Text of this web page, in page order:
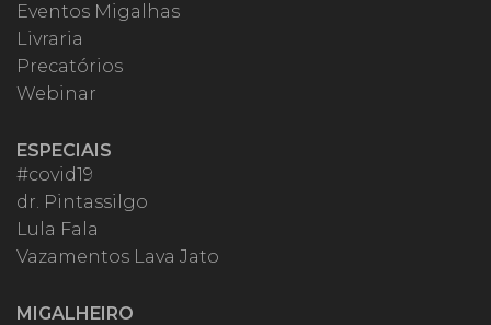
Eventos Migalhas
Livraria
Precatórios
Webinar
ESPECIAIS
#covid19
dr. Pintassilgo
Lula Fala
Vazamentos Lava Jato
MIGALHEIRO